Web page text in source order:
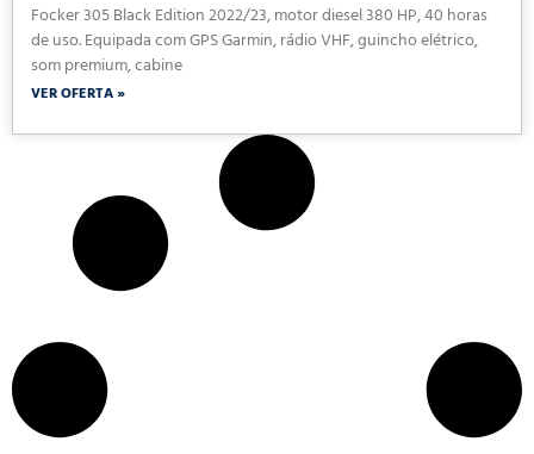
Focker 305 Black Edition 2022/23, motor diesel 380 HP, 40 horas
de uso. Equipada com GPS Garmin, rádio VHF, guincho elétrico,
som premium, cabine
VER OFERTA »